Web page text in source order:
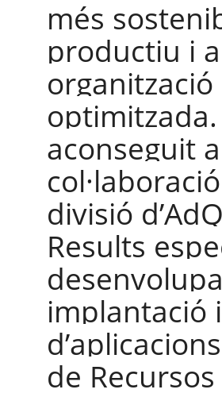
més
productiu i
optimitzada.
aconseguit
divisió
Results
implantació
de